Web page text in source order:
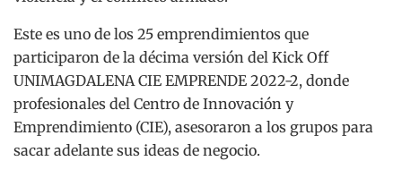
Este es uno de los 25 emprendimientos que
participaron de la décima versión del Kick Off
UNIMAGDALENA CIE EMPRENDE 2022-2, donde
profesionales del Centro de Innovación y
Emprendimiento (CIE), asesoraron a los grupos para
sacar adelante sus ideas de negocio.